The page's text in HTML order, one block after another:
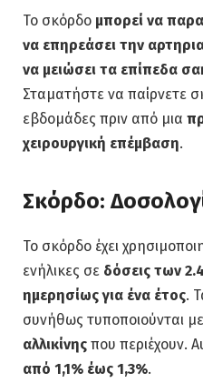
Το σκόρδο μπορεί να
να επηρεάσει την
να μειώσει τα επίπεδα
Σταματήστε να παίρνετε
εβδομάδες πριν από μια
χειρουργική επέμβαση.
Σκόρδο:
Το σκόρδο έχει
ενήλικες σε δόσεις των
ημερησίως για ένα έτος.
συνήθως τυποποιούνται
αλλικίνης που περιέχουν.
από 1,1% έως 1,3%.